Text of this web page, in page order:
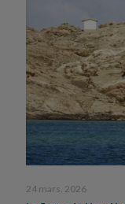
24 mars, 2026